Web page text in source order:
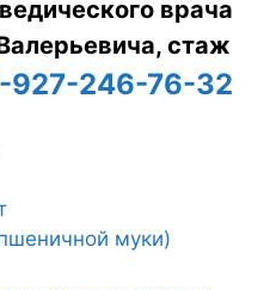
врача
стаж
927-246-76-32
муки)